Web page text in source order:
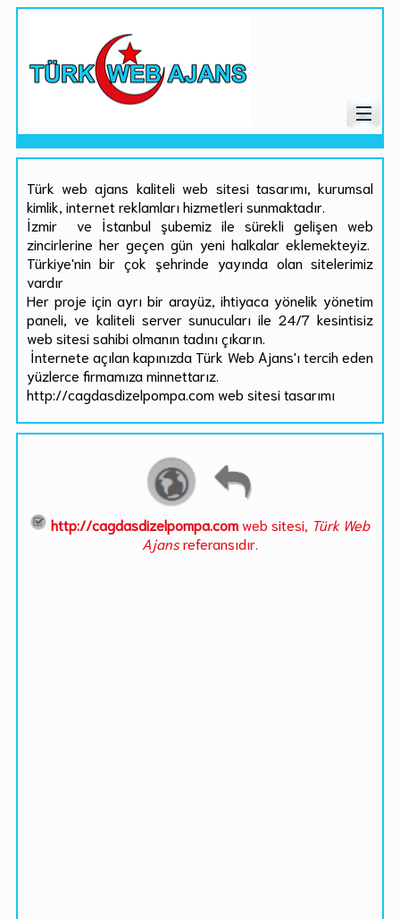
Türk web ajans kaliteli web sitesi tasarımı, kurumsal
kimlik, internet reklamları hizmetleri sunmaktadır.
İzmir ve İstanbul şubemiz ile sürekli gelişen web
zincirlerine her geçen gün yeni halkalar eklemekteyiz.
Türkiye'nin bir çok şehrinde yayında olan sitelerimiz
vardır
Her proje için ayrı bir arayüz, ihtiyaca yönelik yönetim
paneli, ve kaliteli server sunucuları ile 24/7 kesintisiz
web sitesi sahibi olmanın tadını çıkarın.
İnternete açılan kapınızda Türk Web Ajans'ı tercih eden
yüzlerce firmamıza minnettarız.
http://cagdasdizelpompa.com web sitesi tasarımı
http://cagdasdizelpompa.comweb sitesi, Türk Web
Ajansreferansıdır.